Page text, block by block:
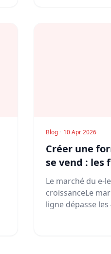
Blog · 10 Apr 2026
Créer une
se vend : les
Le marché du e-
croissanceLe
ligne dépasse